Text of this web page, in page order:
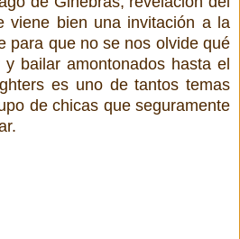
viene bien una invitación a la
para que no se nos olvide qué
bailar amontonados hasta el
es uno de tantos temas
de chicas que seguramente